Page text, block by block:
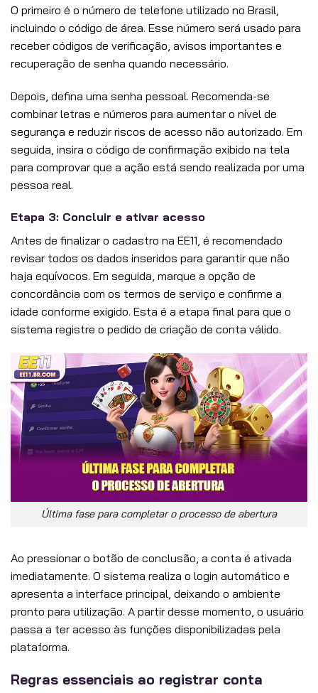
O primeiro é o número de telefone utilizado no Brasil,
incluindo o código de área. Esse número será usado para
receber códigos de verificação, avisos importantes e
recuperação de senha quando necessário.
Depois, defina uma senha pessoal. Recomenda-se
combinar letras e números para aumentar o nível de
segurança e reduzir riscos de acesso não autorizado. Em
seguida, insira o código de confirmação exibido na tela
para comprovar que a ação está sendo realizada por uma
pessoa real.
Etapa 3: Concluir e ativar acesso
Antes de finalizar o cadastro na EE11, é recomendado
revisar todos os dados inseridos para garantir que não
haja equívocos. Em seguida, marque a opção de
concordância com os termos de serviço e confirme a
idade conforme exigido. Esta é a etapa final para que o
sistema registre o pedido de criação de conta válido.
Última fase para completar o processo de abertura
Ao pressionar o botão de conclusão, a conta é ativada
imediatamente. O sistema realiza o login automático e
apresenta a interface principal, deixando o ambiente
pronto para utilização. A partir desse momento, o usuário
passa a ter acesso às funções disponibilizadas pela
plataforma.
Regras essenciais ao registrar conta